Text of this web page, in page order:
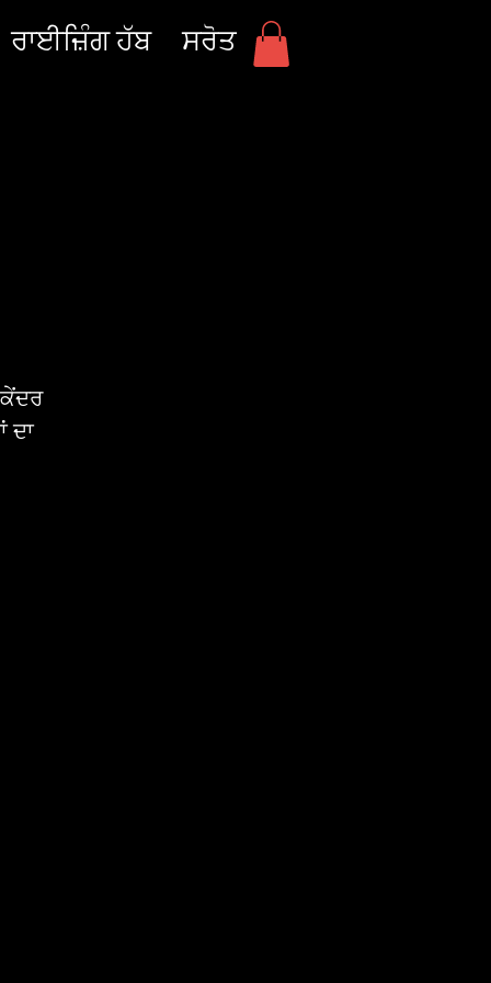
ਰਾਈਜ਼ਿੰਗ ਹੱਬ ਸਰੋਤ
ਕੇਂਦਰ
ਦਾ